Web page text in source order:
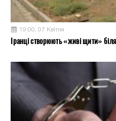
19:00, 07 Квітня
Іранці створюють «живі щити» біля